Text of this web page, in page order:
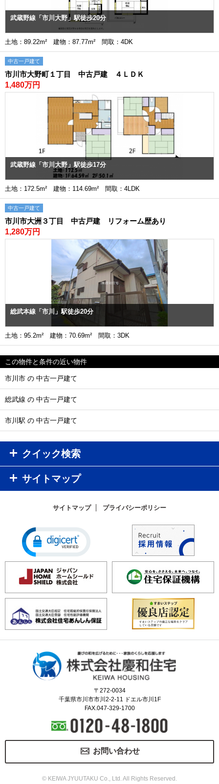
武蔵野線「市川大野」駅徒歩20分
土地：89.22m² 建物：87.77m² 間取：4DK
中古一戸建て
市川市大野町１丁目 中古戸建 ４ＬＤＫ
1,480万円
武蔵野線「市川大野」駅徒歩17分
土地：172.5m² 建物：114.69m² 間取：4LDK
中古一戸建て
市川市大洲３丁目 中古戸建 リフォーム歴あり
1,280万円
総武本線「市川」駅徒歩20分
土地：95.2m² 建物：70.69m² 間取：3DK
この物件と条件の近い物件
市川市 の 中古一戸建て
総武線 の 中古一戸建て
市川駅 の 中古一戸建て
クイック検索
サイトマップ
サイトマップ プライバシーポリシー
〒272-0034
千葉県市川市市川2-2-11 ドエル市川1F
FAX.047-329-1700
お問い合わせ
© KEIWA JYUUTAKU Co., Ltd. All Rights Reserved.